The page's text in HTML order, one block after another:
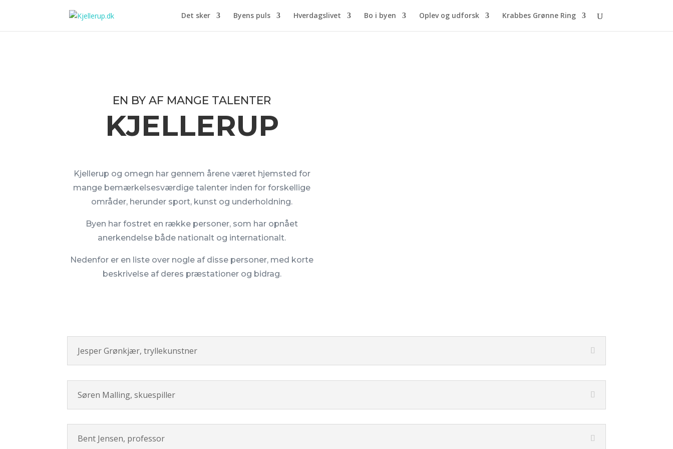
Det sker Byens puls Hverdagslivet Bo i byen Oplev og udforsk Krabbes Grønne Ring
EN BY AF MANGE TALENTER
KJELLERUP
Kjellerup og omegn har gennem årene været hjemsted for
mange bemærkelsesværdige talenter inden for forskellige
områder, herunder sport, kunst og underholdning.
Byen har fostret en række personer, som har opnået
anerkendelse både nationalt og internationalt.
Nedenfor er en liste over nogle af disse personer, med korte
beskrivelse af deres præstationer og bidrag.
Jesper Grønkjær, tryllekunstner
Søren Malling, skuespiller
Bent Jensen, professor